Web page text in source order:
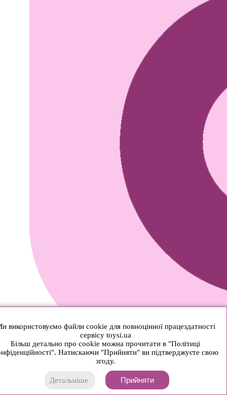
використовуємо файли cookie для повноцінної працездатності
сервісу toysi.ua
Більш детально про cookie можна прочитати в "Політиці
Натискаючи "Прийняти" ви підтверджуєте свою
згоду.
Детальніше Прийняти